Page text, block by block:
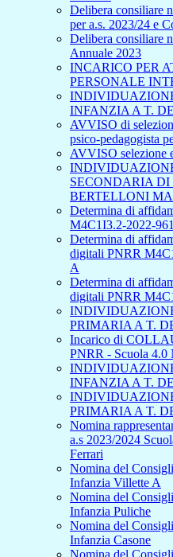
Delibera consiliare
per a.s. 2023/24 e
Delibera consiliare
Annuale 2023
INCARICO PER
PERSONALE
INFANZIA A T.
AVVISO di
psico-pedagogista
AVVISO selezione
SECONDARIA DI
BERTELLONI
Determina di
M4C1I3.2-2022-
Determina di
digitali PNRR
A
Determina di
digitali PNRR
PRIMARIA A T.
Incarico di
PNRR - Scuola 4.0
INFANZIA A T.
PRIMARIA A T.
Nomina
a.s 2023/2024
Ferrari
Nomina del
Infanzia Villette A
Nomina del
Infanzia Puliche
Nomina del
Infanzia Casone